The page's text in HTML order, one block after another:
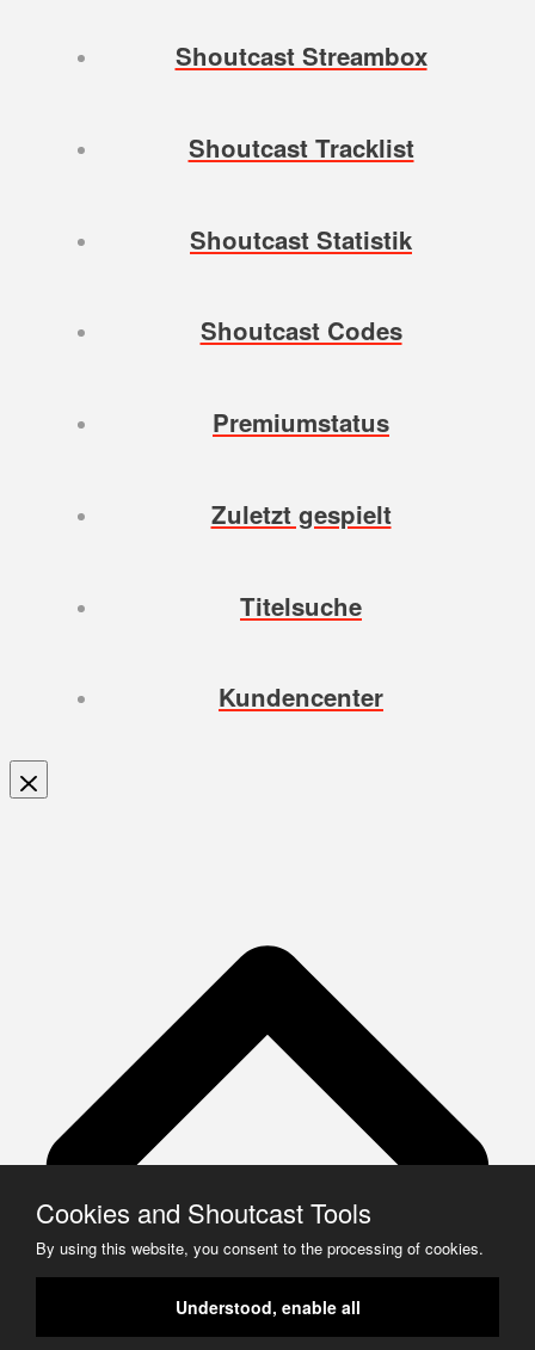
Shoutcast Streambox
Shoutcast Tracklist
Shoutcast Statistik
Shoutcast Codes
Premiumstatus
Zuletzt gespielt
Titelsuche
Kundencenter
Cookies and Shoutcast Tools
By using this website, you consent to the processing of cookies.
Understood, enable all